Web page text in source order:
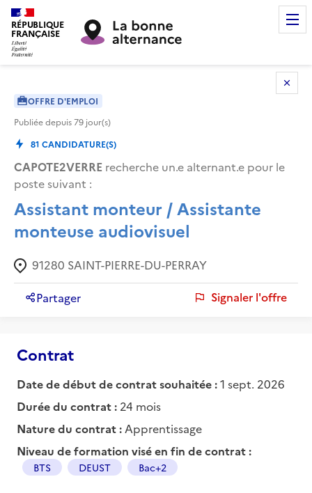
RÉPUBLIQUE
FRANÇAISE
OFFRE D'EMPLOI
Publiée depuis79 jour(s)
81 CANDIDATURE(S)
CAPOTE2VERRE recherche un.e alternant.e pour le
poste suivant :
Assistant monteur / Assistante
monteuse audiovisuel
91280 SAINT-PIERRE-DU-PERRAY
Partager Signaler l'offre
Contrat
Date de début de contrat souhaitée :1 sept. 2026
Durée du contrat : 24 mois
Nature du contrat : Apprentissage
Niveau de formation visé en fin de contrat :
BTS DEUST Bac+2